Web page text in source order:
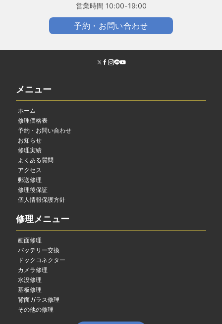
営業時間 10:00-19:00
予約・お問い合わせ
メニュー
ホーム
修理価格表
予約・お問い合わせ
お知らせ
修理実績
よくある質問
アクセス
郵送修理
修理後保証
個人情報保護方針
修理メニュー
画面修理
バッテリー交換
ドックコネクター
カメラ修理
水没修理
基板修理
背面ガラス修理
その他の修理